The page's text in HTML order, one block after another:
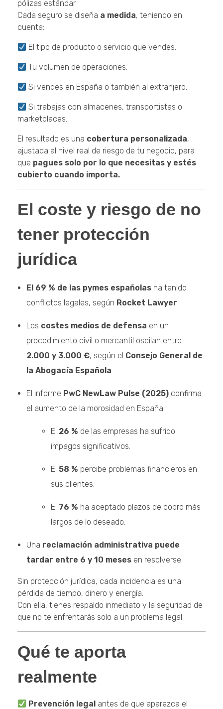
pólizas estándar.
Cada seguro se diseña a medida, teniendo en
cuenta:
El tipo de producto o servicio que vendes.
Tu volumen de operaciones.
Si vendes en España o también al extranjero.
Si trabajas con almacenes, transportistas o
marketplaces.
El resultado es una cobertura personalizada,
ajustada al nivel real de riesgo de tu negocio, para
que pagues solo por lo que necesitas y estés
cubierto cuando importa.
El coste y riesgo de no
tener protección
jurídica
El 69 % de las pymes españolasha tenido
conflictos legales, según Rocket Lawyer.
Los costes medios de defensa en un
procedimiento civil o mercantil oscilan entre
2.000 y 3.000 €, según el Consejo General de
la Abogacía Española.
El informe PwC NewLaw Pulse (2025)confirma
el aumento de la morosidad en España:
El 26 % de las empresas ha sufrido
impagos significativos.
El58 % percibe problemas financieros en
sus clientes.
El 76 % ha aceptado plazos de cobro más
largos de lo deseado.
Una reclamación administrativa puede
tardar entre 6 y 10 mesesen resolverse.
Sin protección jurídica, cada incidencia es una
pérdida de tiempo, dinero y energía.
Con ella, tienes respaldo inmediato y la seguridad de
que no te enfrentarás solo a un problema legal.
Qué te aporta
realmente
Prevención legal antes de que aparezca el